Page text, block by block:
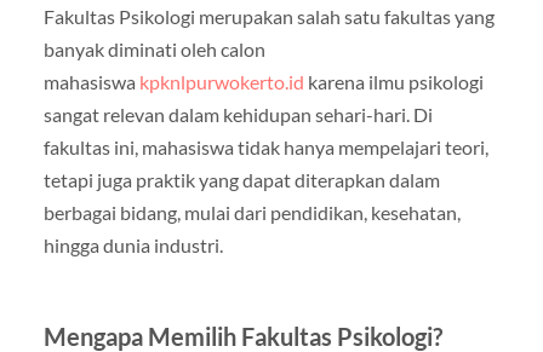
Fakultas Psikologi merupakan salah satu fakultas yang
banyak diminati oleh calon
mahasiswa kpknlpurwokerto.id karena ilmu psikologi
sangat relevan dalam kehidupan sehari-hari. Di
fakultas ini, mahasiswa tidak hanya mempelajari teori,
tetapi juga praktik yang dapat diterapkan dalam
berbagai bidang, mulai dari pendidikan, kesehatan,
hingga dunia industri.
Mengapa Memilih Fakultas Psikologi?